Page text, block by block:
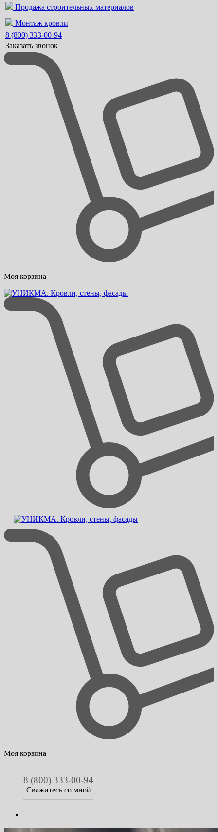
Продажа строительных материалов
Монтаж кровли
8 (800) 333-00-94
Заказать звонок
Моя корзина
Моя корзина
8 (800) 333-00-94
Свяжитесь со мной